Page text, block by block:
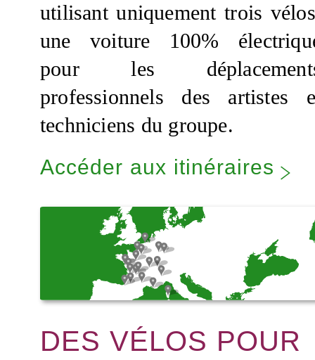
utilisant uniquement trois
une voiture 100%
pour les
professionnels des artistes
techniciens du groupe.
Accéder aux itinéraires
DES VÉLOS POUR